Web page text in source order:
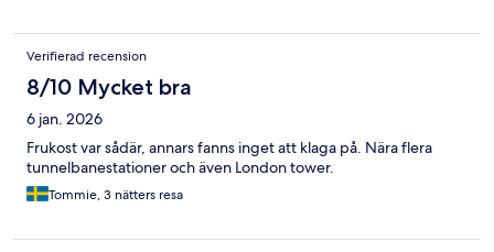
Verifierad recension
8/10 Mycket bra
6 jan. 2026
Frukost var sådär, annars fanns inget att klaga på. Nära flera
tunnelbanestationer och även London tower.
Tommie, 3 nätters resa